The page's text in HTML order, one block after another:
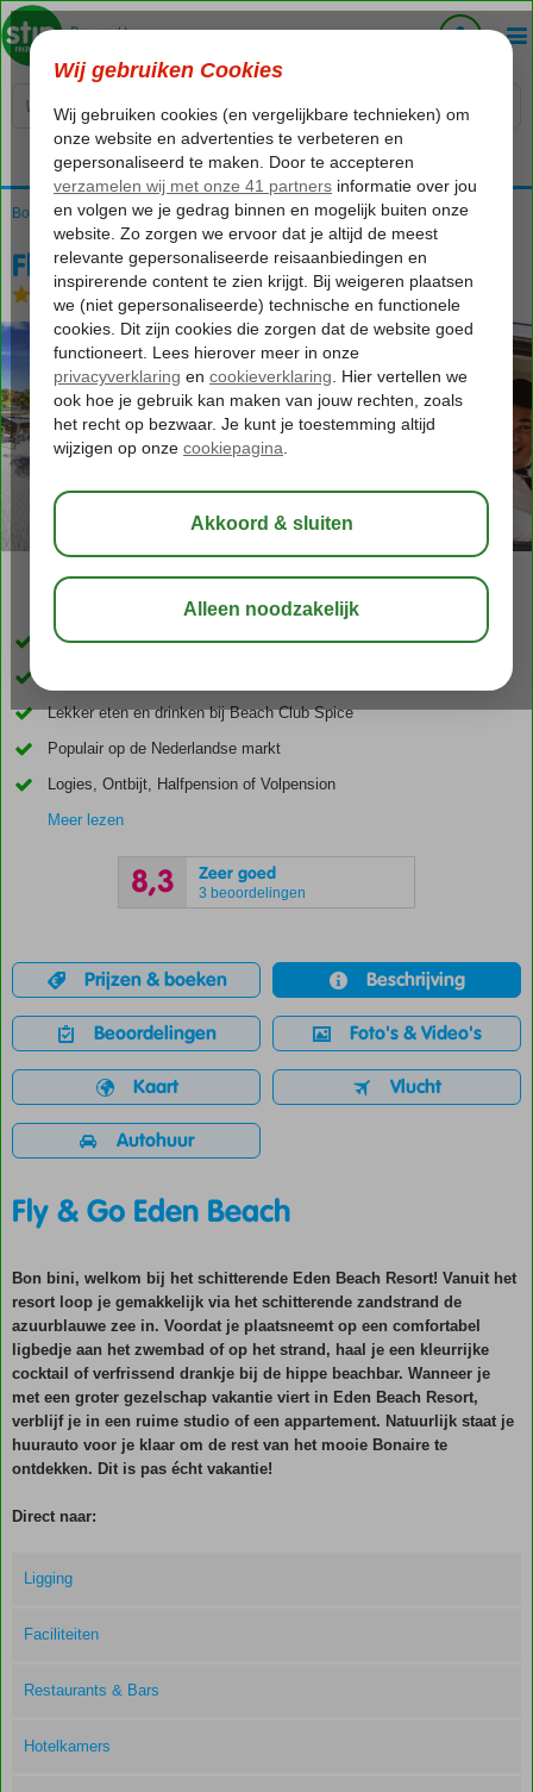
Voelt als thuiskomen...
Bonaire Kralendijk Fly & Go Eden Beach
Fly & Go Eden Beach
Logies
Inclusief huurauto
Lekker eten en drinken bij Beach Club Spice
Populair op de Nederlandse markt
Logies, Ontbijt, Halfpension of Volpension
Meer lezen
8,3 Zeer goed
3 beoordelingen
Prijzen & boeken Beschrijving
Beoordelingen Foto's & Video's
Kaart Vlucht
Autohuur
Fly & Go Eden Beach
Bon bini, welkom bij het schitterende Eden Beach Resort! Vanuit het
resort loop je gemakkelijk via het schitterende zandstrand de
azuurblauwe zee in. Voordat je plaatsneemt op een comfortabel
ligbedje aan het zwembad of op het strand, haal je een kleurrijke
cocktail of verfrissend drankje bij de hippe beachbar. Wanneer je
met een groter gezelschap vakantie viert in Eden Beach Resort,
verblijf je in een ruime studio of een appartement. Natuurlijk staat je
huurauto voor je klaar om de rest van het mooie Bonaire te
ontdekken. Dit is pas écht vakantie!
Direct naar:
Ligging
Faciliteiten
Restaurants & Bars
Hotelkamers